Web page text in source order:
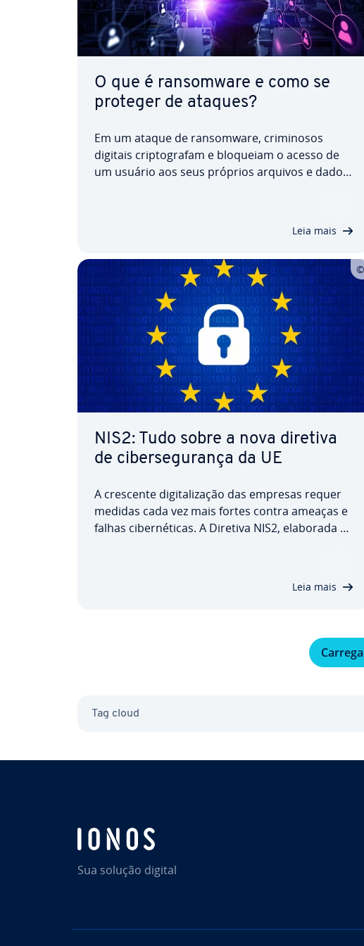
O que é ran­somware e como se
proteger de ataques?
Em um ataque de ran­somware, cri­mi­no­sos
digitais crip­to­gra­fam e bloqueiam o acesso de
um usuário aos seus próprios arquivos e dados,
Leia mais
NIS2: Tudo sobre a nova diretiva
de ci­ber­se­gu­rança da UE
A crescente di­gi­ta­li­za­ção das empresas requer
medidas cada vez mais fortes contra ameaças e
falhas ci­ber­né­ti­cas. A Diretiva NIS2, elaborada e
Leia mais
Tag cloud
Sua solução digital